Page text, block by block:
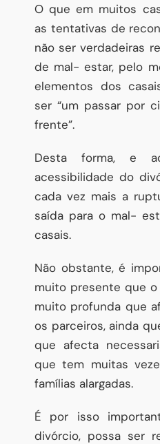
O que em muitos
as tentativas de
não ser verdadeiras
de mal- estar, pelo
elementos dos
ser “um passar por
frente”.
Desta forma, e
acessibilidade do
cada vez mais a
saída para o mal-
casais.
Não obstante, é
muito presente que
muito profunda que
os parceiros, ainda
que afecta
que tem muitas
famílias alargadas.
É por isso
divórcio, possa ser